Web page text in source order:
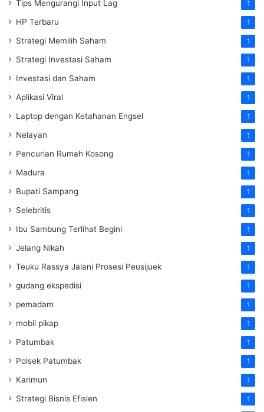
Tips Mengurangi Input Lag 1
HP Terbaru 1
Strategi Memilih Saham 1
Strategi Investasi Saham 1
Investasi dan Saham 1
Aplikasi Viral 1
Laptop dengan Ketahanan Engsel 1
Nelayan 1
Pencurian Rumah Kosong 1
Madura 1
Bupati Sampang 1
Selebritis 1
Ibu Sambung Terlihat Begini 1
Jelang Nikah 1
Teuku Rassya Jalani Prosesi Peusijuek 1
gudang ekspedisi 1
pemadam 1
mobil pikap 1
Patumbak 1
Polsek Patumbak 1
Karimun 1
Strategi Bisnis Efisien 1